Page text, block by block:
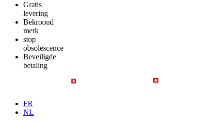
Gratis
levering
Bekroond
merk
stop
obsolescence
Beveiligde
betaling
FR
NL